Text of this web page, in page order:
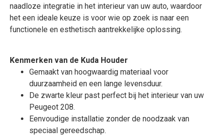
naadloze integratie in het interieur van uw auto, waardoor
het een ideale keuze is voor wie op zoek is naar een
functionele en esthetisch aantrekkelijke oplossing.
Kenmerken van de Kuda Houder
Gemaakt van hoogwaardig materiaal voor
duurzaamheid en een lange levensduur.
De zwarte kleur past perfect bij het interieur van uw
Peugeot 208.
Eenvoudige installatie zonder de noodzaak van
speciaal gereedschap.